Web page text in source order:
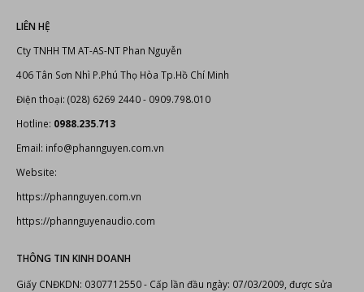
LIÊN HỆ
Cty TNHH TM AT-AS-NT Phan Nguyễn
406 Tân Sơn Nhì P.Phú Thọ Hòa Tp.Hồ Chí Minh
Điện thoại: (028) 6269 2440 - 0909.798.010
Hotline: 0988.235.713
Email: info@phannguyen.com.vn
Website:
https://phannguyen.com.vn
https://phannguyenaudio.com
THÔNG TIN KINH DOANH
Giấy CNĐKDN: 0307712550 - Cấp lần đầu ngày: 07/03/2009, được sửa